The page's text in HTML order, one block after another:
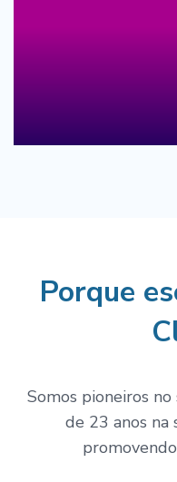
Porque
Somos pioneiros
de 23 anos na